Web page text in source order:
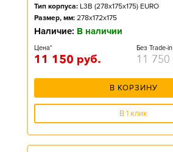
Тип корпуса: L3B (278x175x175) EURO
Размер, мм: 278x172x175
Наличие: В наличии
Цена*
11 150 руб.
Без Trade-in
11 750
В КОРЗИНУ
В 1 клик